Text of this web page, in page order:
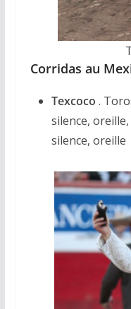
Corridas au
Texcoco .
silence,
silence, oreille